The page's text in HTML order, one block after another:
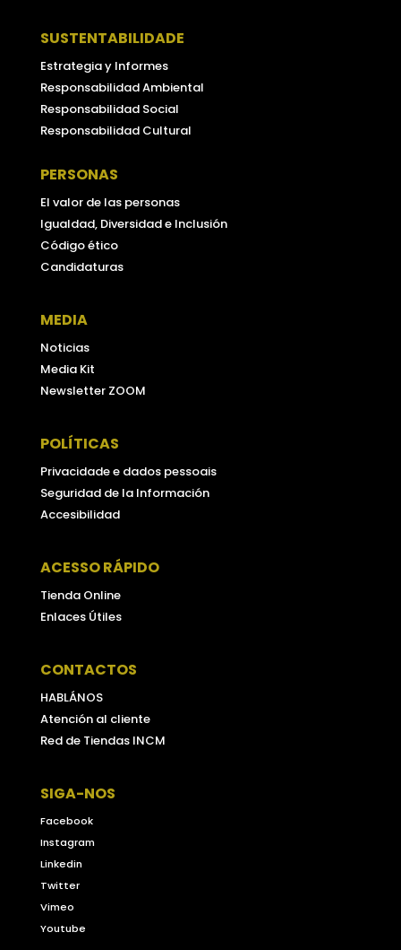
SUSTENTABILIDADE
Estrategia y Informes
Responsabilidad Ambiental
Responsabilidad Social
Responsabilidad Cultural
PERSONAS
El valor de las personas
Igualdad, Diversidad e Inclusión
Código ético
Candidaturas
MEDIA
Noticias
Media Kit
Newsletter ZOOM
POLÍTICAS
Privacidade e dados pessoais
Seguridad de la Información
Accesibilidad
ACESSO RÁPIDO
Tienda Online
Enlaces Útiles
CONTACTOS
HABLÁNOS
Atención al cliente
Red de Tiendas INCM
SIGA-NOS
Facebook
Instagram
Linkedin
Twitter
Vimeo
Youtube